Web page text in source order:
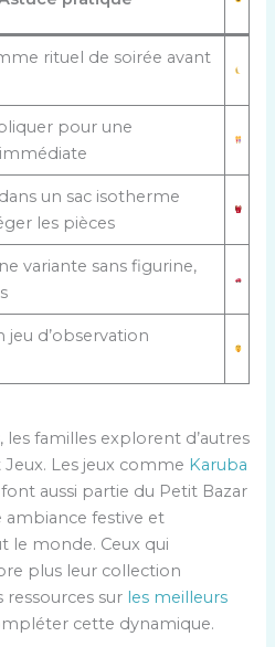
rituel de soirée avant
pour une
un sac isotherme
les pièces
variante sans figurine,
jeu d’observation
les familles explorent d’autres
Les jeux comme Karuba
font aussi partie du Petit Bazar
ambiance festive et
le monde. Ceux qui
plus leur collection
sur les meilleurs
cette dynamique.